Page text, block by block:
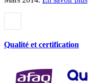
Qualité et certification